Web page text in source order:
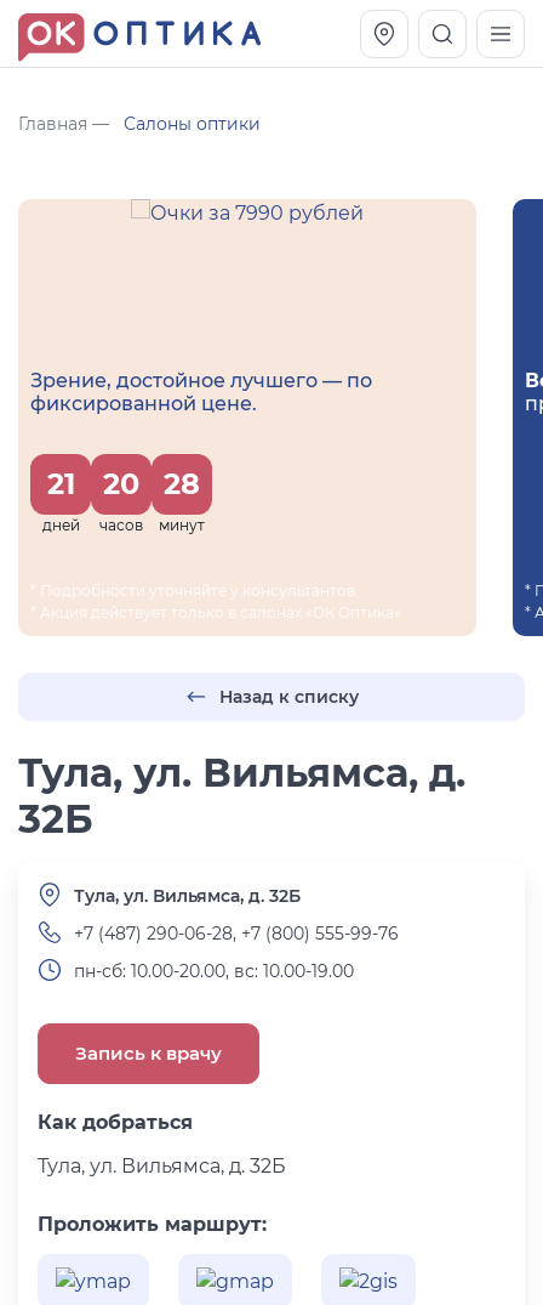
Главная Салоны оптики
Зрение, достойное лучшего — по
фиксированной цене.
21
дней
20
часов
28
минут
* Подробности уточняйте у консультантов.
* Акция действует только в салонах «ОК Оптика».
*
*
Тула, ул. Вильямса, д.
32Б
Назад к списку
Тула, ул. Вильямса, д. 32Б
+7 (487) 290-06-28, +7 (800) 555-99-76
пн-сб: 10.00-20.00, вс: 10.00-19.00
Запись к врачу
Как добраться
Тула, ул. Вильямса, д. 32Б
Проложить маршрут:
Vogue OVO5230S
11 991